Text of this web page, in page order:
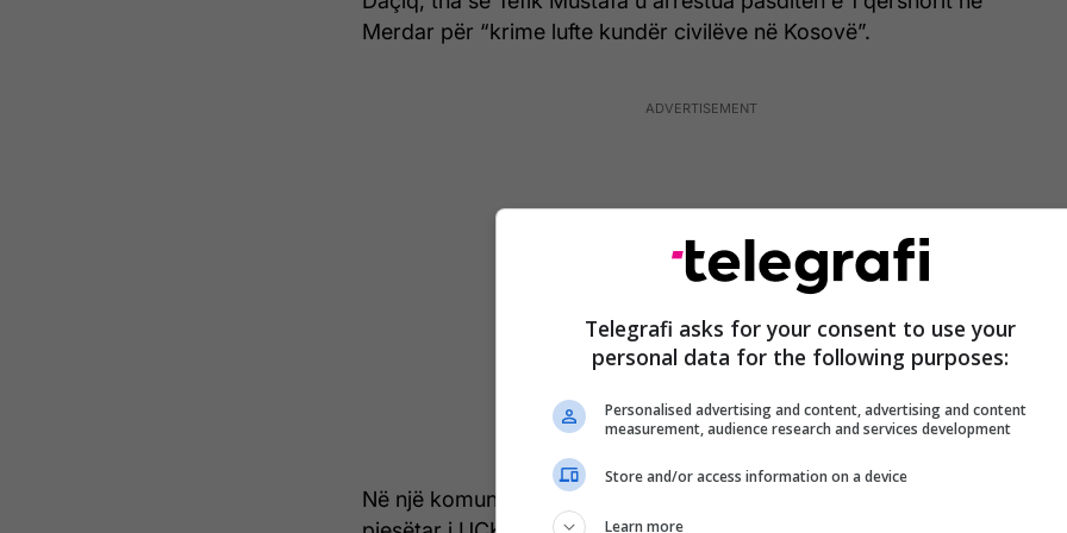
Merdar për “krime lufte kundër civilëve në Kosovë”.
Në një komunikatë për media, MPB-ja serbe theksoi se Mustafa, “si
Telegrafi asks for your consent to use your
personal data for the following purposes:
Personalised advertising and content, advertising and content
measurement, audience research and services development
Store and/or access information on a device
Learn more